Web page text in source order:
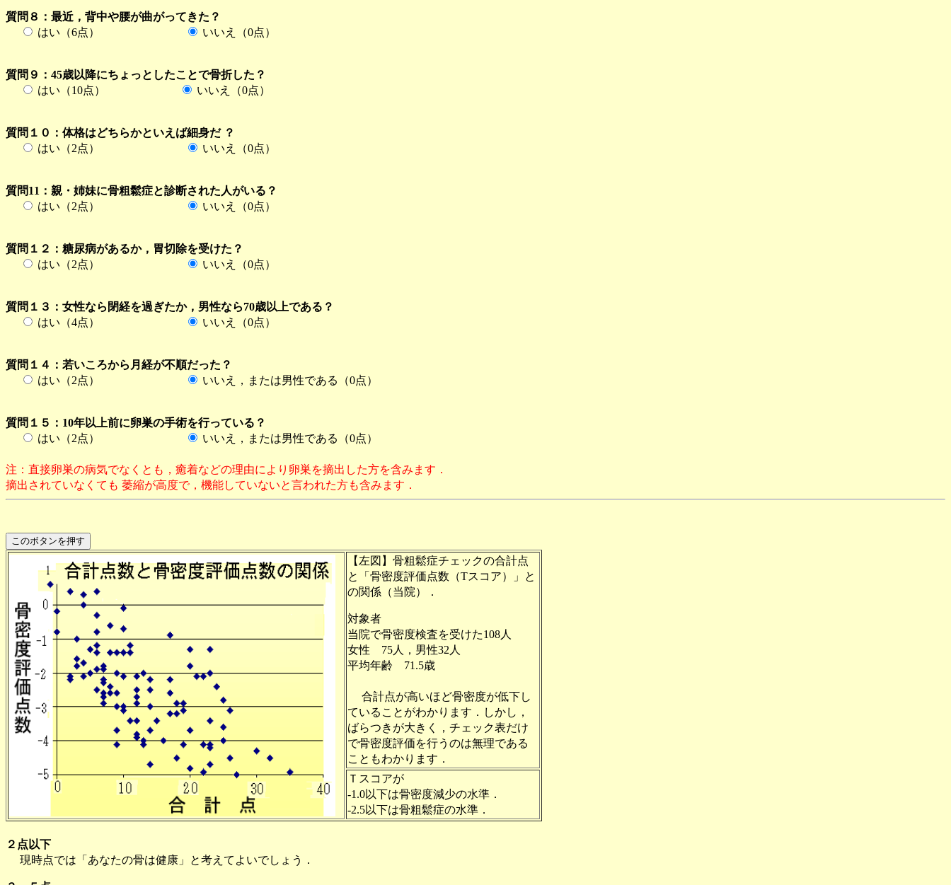
質問８：最近，背中や腰が曲がってきた？
はい（6点）
いいえ（0点）
質問９：45歳以降にちょっとしたことで骨折した？
はい（10点）
いいえ（0点）
質問１０：体格はどちらかといえば細身だ ？
はい（2点）
いいえ（0点）
質問11：親・姉妹に骨粗鬆症と診断された人がいる？
はい（2点）
いいえ（0点）
質問１２：糖尿病があるか，胃切除を受けた？
はい（2点）
いいえ（0点）
質問１３：女性なら閉経を過ぎたか，男性なら70歳以上である？
はい（4点）
いいえ（0点）
質問１４：若いころから月経が不順だった？
はい（2点）
いいえ，または男性である（0点）
質問１５：10年以上前に卵巣の手術を行っている？
はい（2点）
いいえ，または男性である（0点）
注：直接卵巣の病気でなくとも，癒着などの理由により卵巣を摘出した方を含みます．
摘出されていなくても 萎縮が高度で，機能していないと言われた方も含みます．
【左図】骨粗鬆症チェックの合計点
と「骨密度評価点数（Tスコア）」と
の関係（当院）．
対象者
当院で骨密度検査を受けた108人
女性 75人，男性32人
平均年齢 71.5歳
合計点が高いほど骨密度が低下し
ていることがわかります．しかし，
ばらつきが大きく，チェック表だけ
で骨密度評価を行うのは無理である
こともわかります．
Ｔスコアが
-1.0以下は骨密度減少の水準．
-2.5以下は骨粗鬆症の水準．
２点以下
現時点では「あなたの骨は健康」と考えてよいでしょう．